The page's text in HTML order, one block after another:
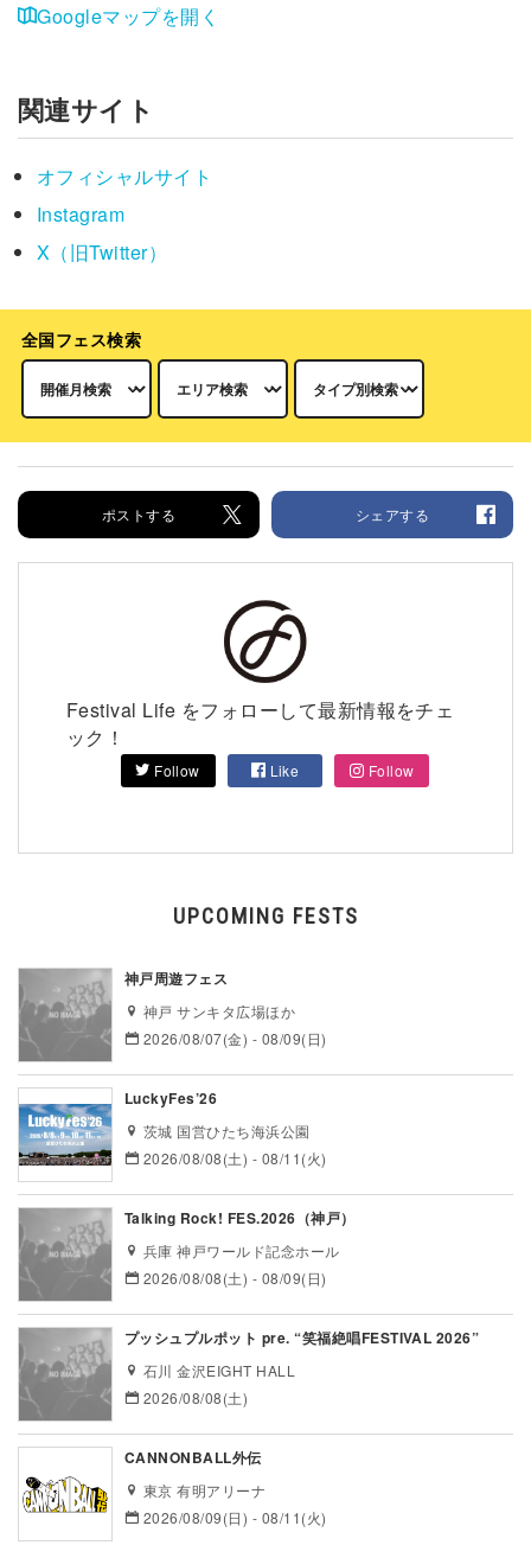
Googleマップを開く
関連サイト
オフィシャルサイト
Instagram
X（旧Twitter）
全国フェス検索
ポストする シェアする
Festival Life をフォローして最新情報をチェ
ック！
Follow Like Follow
UPCOMING FESTS
神戸周遊フェス
神戸 サンキタ広場ほか
2026/08/07(金) - 08/09(日)
LuckyFes’26
茨城 国営ひたち海浜公園
2026/08/08(土) - 08/11(火)
Talking Rock! FES.2026（神戸）
兵庫 神戸ワールド記念ホール
2026/08/08(土) - 08/09(日)
プッシュプルポット pre. “笑福絶唱FESTIVAL 2026”
石川 金沢EIGHT HALL
2026/08/08(土)
CANNONBALL外伝
東京 有明アリーナ
2026/08/09(日) - 08/11(火)